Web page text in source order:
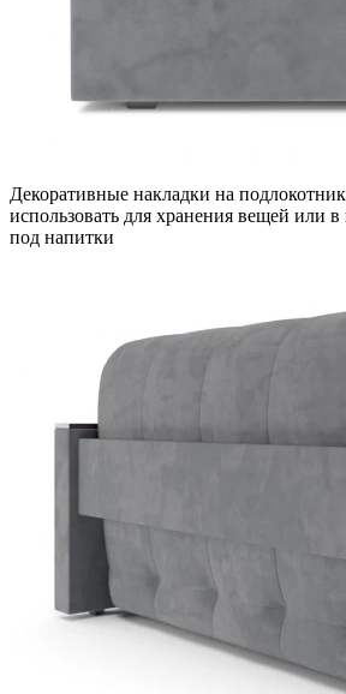
Декоративные накладки на
использовать для хранения вещей или в
под напитки